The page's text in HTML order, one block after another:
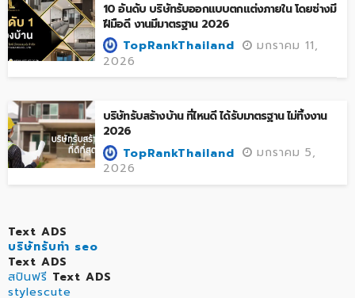
10 อันดับ บริษัทรับออกแบบตกแต่งภายใน โดยช่างมี
ฝีมือดี งานมีมาตรฐาน 2026
TopRankThailand
มกราคม 11,
2026
บริษัทรับสร้างบ้าน ที่ไหนดี ได้รับมาตรฐาน ไม่ทิ้งงาน
2026
TopRankThailand
มกราคม 5,
2026
Text ADS
บริษัทรับทำ seo
Text ADS
สปินฟรี Text ADS
stylescute